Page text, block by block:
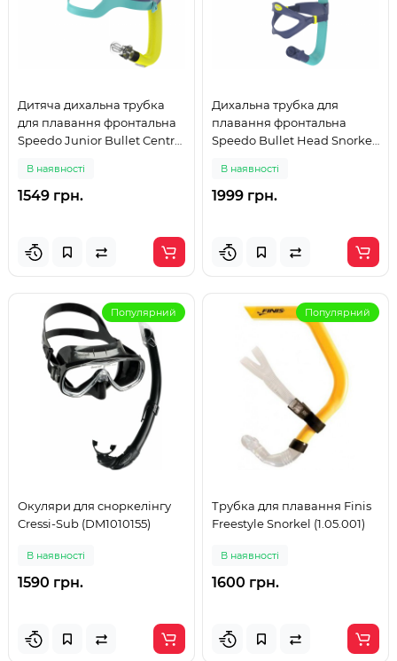
Дитяча дихальна трубка
для плавання фронтальна
Speedo Junior Bullet Centre
салатова
В наявності
1549 грн.
Дихальна трубка для
плавання фронтальна
Speedo Bullet Head Snorkel
В наявності
1999 грн.
Популярний
Окуляри для сноркелінгу
Cressi-Sub (DM1010155)
В наявності
1590 грн.
Популярний
Трубка для плавання Finis
Freestyle Snorkel (1.05.001)
В наявності
1600 грн.